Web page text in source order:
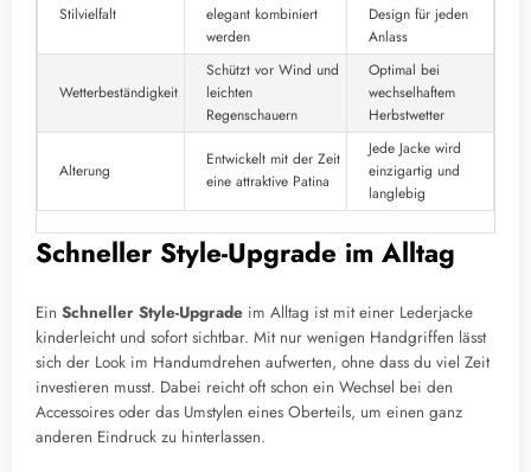
Stilvielfalt
elegant kombiniert
werden
Design für jeden
Anlass
Wetterbeständigkeit
Schützt vor Wind und
leichten
Regenschauern
Optimal bei
wechselhaftem
Herbstwetter
Alterung
Entwickelt mit der Zeit
eine attraktive Patina
Jede Jacke wird
einzigartig und
langlebig
Schneller Style-Upgrade im Alltag
Ein Schneller Style-Upgrade im Alltag ist mit einer Lederjacke
kinderleicht und sofort sichtbar. Mit nur wenigen Handgriffen lässt
sich der Look im Handumdrehen aufwerten, ohne dass du viel Zeit
investieren musst. Dabei reicht oft schon ein Wechsel bei den
Accessoires oder das Umstylen eines Oberteils, um einen ganz
anderen Eindruck zu hinterlassen.